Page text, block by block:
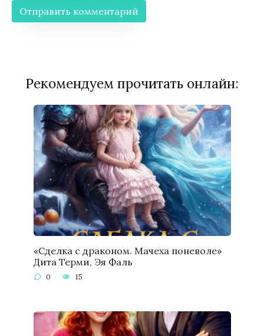
Рекомендуем прочитать онлайн:
«Сделка с драконом. Мачеха поневоле»
Дита Терми, Эя Фаль
0 15